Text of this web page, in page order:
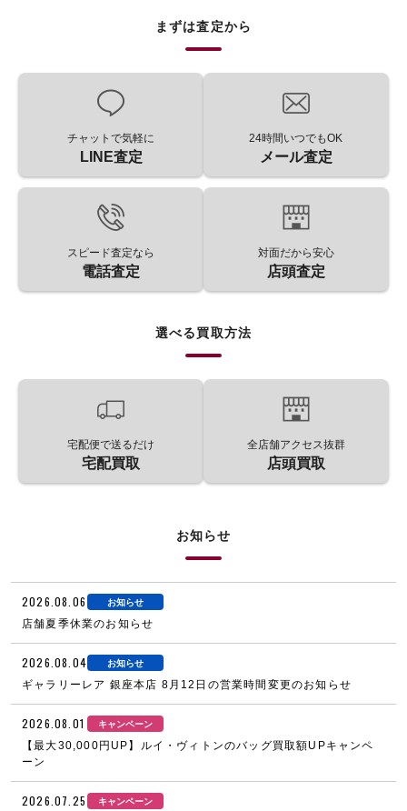
まずは査定から
チャットで気軽に
LINE査定
24時間いつでもOK
メール査定
スピード査定なら
電話査定
対面だから安心
店頭査定
選べる買取方法
宅配便で送るだけ
宅配買取
全店舗アクセス抜群
店頭買取
お知らせ
2026.08.06 お知らせ
店舗夏季休業のお知らせ
2026.08.04 お知らせ
ギャラリーレア 銀座本店 8月12日の営業時間変更のお知らせ
2026.08.01 キャンペーン
【最大30,000円UP】ルイ・ヴィトンのバッグ買取額UPキャンペ
ーン
2026.07.25 キャンペーン